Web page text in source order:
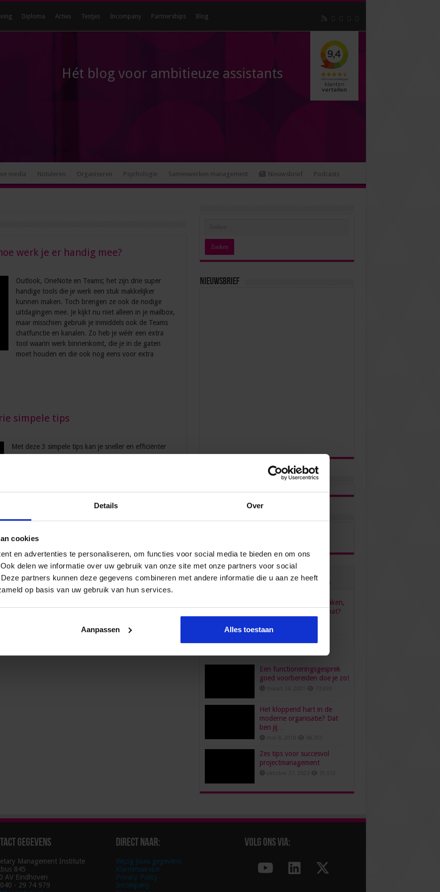
Details Over
cookies
en advertenties te personaliseren, om functies voor social media te bieden en om ons
delen we informatie over uw gebruik van onze site met onze partners voor social
partners kunnen deze gegevens combineren met andere informatie die u aan ze heeft
op basis van uw gebruik van hun services.
Aanpassen Alles toestaan
Diploma Acties Testjes Incompany Partnerships Blog
Hét blog voor ambitieuze assistants
media Notuleren Organiseren Psychologie Samenwerken management Nieuwsbrief Podcasts
werk je er handig mee?
Outlook, OneNote en Teams; het zijn drie super
handige tools die je werk een stuk makkelijker
kunnen maken. Toch brengen ze ook de nodige
uitdagingen mee. Je kijkt nu niet alleen in je mailbox,
maar misschien gebruik je inmiddels ook de Teams
chatfunctie en kanalen. Zo heb je wéér een extra
tool waarin werk binnenkomt, die je in de gaten
moet houden en die ook nog eens voor extra
simpele tips
Met deze 3 simpele tips kan je sneller en efficiënter
wat je anders met je muis zou doen. Door consequent
gebruik te maken van sneltoetsen, kan je tot wel 20%
Nieuwsbrief
Populair Recent Reacties Tags
HR, HRM, personeelszaken,
P&O… Is het één pot nat?
Wat verdient een secretaresse?
Een functioneringsgesprek
goed voorbereiden doe je zo!
Het kloppend hart in de
moderne organisatie? Dat
ben jij…
Zes tips voor succesvol
projectmanagement
gegevens
Management Institute
845
AV Eindhoven
- 29 74 979
Direct naar:
Wijzig jouw gegevens
Klantenservice
Privacy Policy
Incompany
Volg ons via: